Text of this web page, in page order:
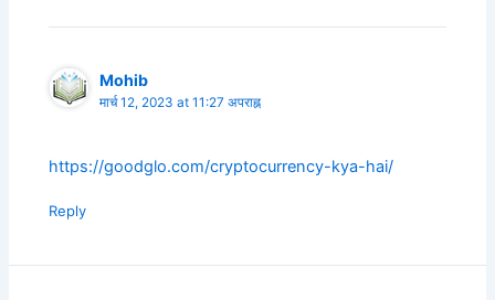
Mohib
मार्च 12, 2023 at 11:27 अपराह्न
https://goodglo.com/cryptocurrency-kya-hai/
Reply